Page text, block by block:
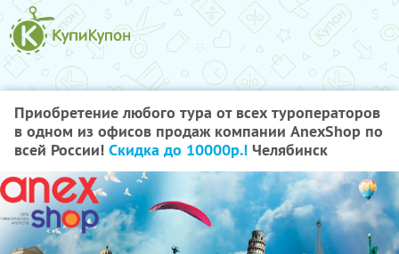
Приобретение любого тура от всех туроператоров
в одном из офисов продаж компании AnexShop по
всей России! Скидка до 10000р.! Челябинск